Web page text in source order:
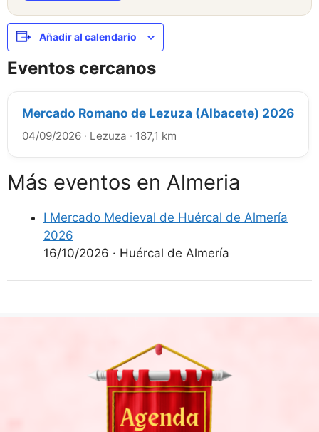
Añadir al calendario
Eventos cercanos
Mercado Romano de Lezuza (Albacete) 2026
04/09/2026 · Lezuza · 187,1 km
Más eventos en Almeria
I Mercado Medieval de Huércal de Almería
2026
16/10/2026 · Huércal de Almería